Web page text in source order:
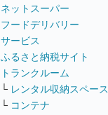
ネットスーパー
フードデリバリー
サービス
ふるさと納税サイト
トランクルーム
└ レンタル収納スペース
└ コンテナ